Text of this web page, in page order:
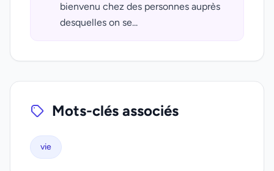
bienvenu chez des personnes auprès
desquelles on se...
Mots-clés associés
vie